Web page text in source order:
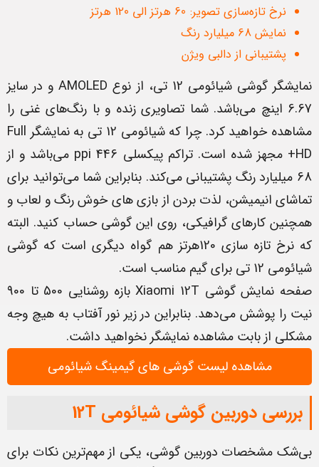
نرخ تازه‌سازی تصویر: 60 هرتز الی 120 هرتز
نمایش 68 میلیارد رنگ
پشتیبانی از دالبی ویژن
نمایشگر گوشی شیائومی 12 تی، از نوع AMOLED و در سایز
6.67 اینچ می‌باشد. شما تصاویری زنده و با رنگ‌های غنی را
مشاهده خواهید کرد. چرا که شیائومی 12 تی به نمایشگر Full
HD+ مجهز شده است. تراکم پیکسلی 446 ppi می‌باشد و از
68 میلیارد رنگ پشتیبانی می‌کند. بنابراین شما می‌توانید برای
تماشای انیمیشن، لذت بردن از بازی های خوش رنگ و لعاب و
همچنین کارهای گرافیکی، روی این گوشی حساب کنید. البته
که نرخ تازه سازی 120هرتز هم گواه دیگری است که گوشی
شیائومی 12 تی برای گیم مناسب است.
صفحه نمایش گوشی Xiaomi 12T بازه روشنایی 500 تا 900
نیت را پوشش می‌دهد. بنابراین در زیر نور آفتاب به هیچ وجه
مشکلی از بابت مشاهده نمایشگر نخواهید داشت.
مشاهده لیست گوشی های گیمینگ شیائومی
بررسی دوربین گوشی شیائومی 12T
بی‌شک مشخصات دوربین گوشی، یکی از مهم‌ترین نکات برای